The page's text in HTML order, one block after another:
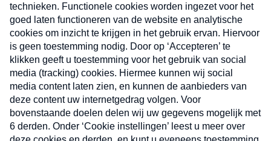
Verzend
Nieuwsbrief